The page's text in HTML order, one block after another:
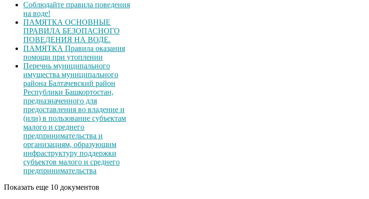
Соблюдайте правила поведения
на воде!
ПАМЯТКА ОСНОВНЫЕ
ПРАВИЛА БЕЗОПАСНОГО
ПОВЕДЕНИЯ НА ВОДЕ.
ПАМЯТКА Правила оказания
помощи при утоплении
Перечнь муниципального
имущества муниципального
района Балтачевский район
Республики Башкортостан,
предназначенного для
предоставления во владение и
(или) в пользование субъектам
малого и среднего
предпринимательства и
организациям, образующим
инфраструктуру поддержки
субъектов малого и среднего
предпринимательства
Показать еще 10 документов